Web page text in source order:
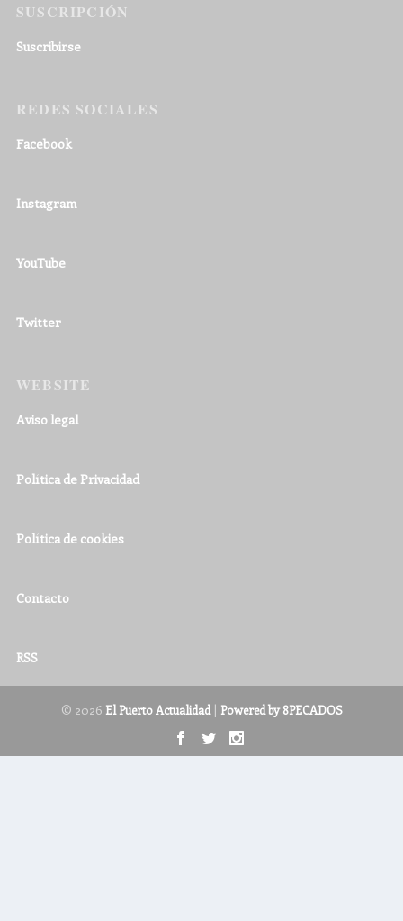
SUSCRIPCIÓN
Suscribirse
REDES SOCIALES
Facebook
Instagram
YouTube
Twitter
WEBSITE
Aviso legal
Política de Privacidad
Política de cookies
Contacto
RSS
© 2026 El Puerto Actualidad| Powered by 8PECADOS